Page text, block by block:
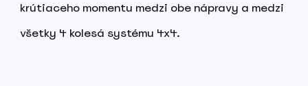
krútiaceho momentu medzi obe nápravy a medzi
všetky 4 kolesá systému 4x4.